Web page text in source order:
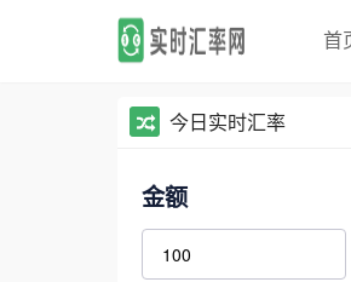
首
今日实时汇率
金额